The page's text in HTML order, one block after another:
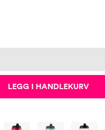
LEGG I HANDLEKURV